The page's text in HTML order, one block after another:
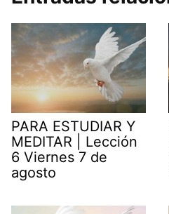
PARA ESTUDIAR Y
MEDITAR | Lección
6 Viernes 7 de
agosto